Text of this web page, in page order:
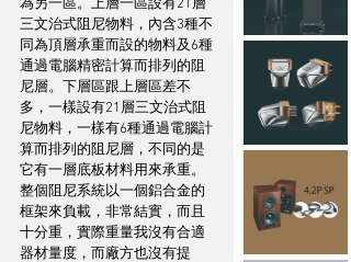
為另一區。上層一區設有21層
三文治式阻尼物料，內含3種不
同為頂層承重而設的物料及6種
通過電腦精密計算而排列的阻
尼層。下層區跟上層區差不
多，一樣設有21層三文治式阻
尼物料，一樣有6種通過電腦計
算而排列的阻尼層，不同的是
它有一層底板材料用來承重。
整個阻尼系統以一個鋁合金的
框架來負載，非常結實，而且
十分重，實際重量我沒有合適
器材量度，而廠方也沒有提